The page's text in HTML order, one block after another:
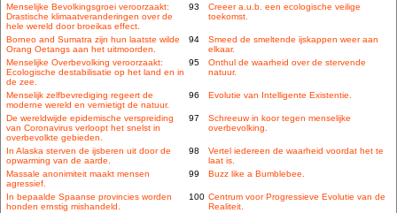
Menselijke Bevolkingsgroei veroorzaakt:
Drastische klimaatveranderingen over de
hele wereld door broeikas effect.
93
Creeer a.u.b. een ecologische veilige
toekomst.
Borneo and Sumatra zijn hun laatste wilde
Orang Oetangs aan het uitmoorden.
94
Smeed de smeltende ijskappen weer aan
elkaar.
Menselijke Overbevolking veroorzaakt:
Ecologische destabilisatie op het land en in
de zee.
95
Onthul de waarheid over de stervende
natuur.
Menselijk zelfbevrediging regeert de
moderne wereld en vernietigt de natuur.
96 Evolutie van Intelligente Existentie.
De wereldwijde epidemische verspreiding
van Coronavirus verloopt het snelst in
overbevolkte gebieden.
97
Schreeuw in koor tegen menselijke
overbevolking.
In Alaska sterven de ijsberen uit door de
opwarming van de aarde.
98
Vertel iedereen de waarheid voordat het te
laat is.
Massale anonimiteit maakt mensen
agressief.
99 Buzz like a Bumblebee.
In bepaalde Spaanse provincies worden
honden ernstig mishandeld.
100 Centrum voor Progressieve Evolutie van de
Realiteit.